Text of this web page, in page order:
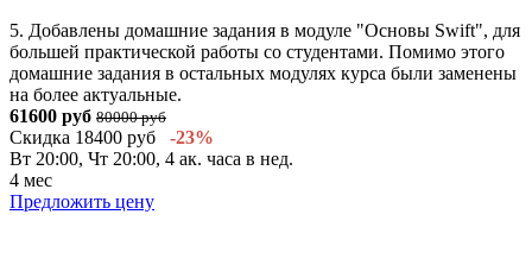
5. Добавлены домашние задания в модуле "Основы Swift", для
большей практической работы со студентами. Помимо этого
домашние задания в остальных модулях курса были заменены
на более актуальные.
61600 руб 80000 руб
Скидка 18400 руб -23%
Вт 20:00, Чт 20:00, 4 ак. часа в нед.
4 мес
Предложить цену